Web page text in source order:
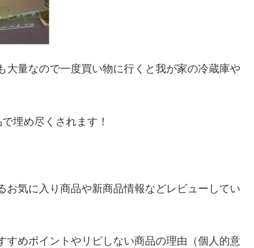
大量なので一度買い物に行くと我が家の冷蔵庫や
埋め尽くされます！
お気に入り商品や新商品情報などレビ ューしてい
すめポイントやリピしない商品の理由（個人的意